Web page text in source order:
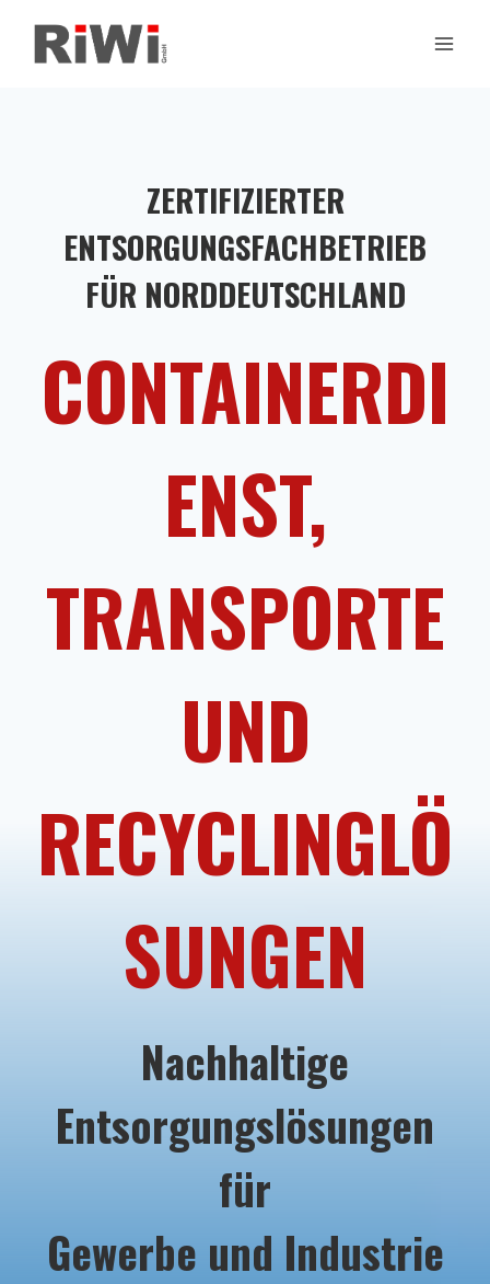
Inhalt
ZERTIFIZIERTER
ENTSORGUNGSFACHBETRIEB
FÜR NORDDEUTSCHLAND
CONTAINERDI
ENST,
TRANSPORTE
UND
RECYCLINGLÖ
SUNGEN
Nachhaltige
Entsorgungslösungen
für
Gewerbe und Industrie